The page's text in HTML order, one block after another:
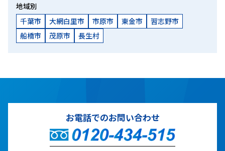
地域別
千葉市
大網白里市 市原市 東金市
習志野市
船橋市
茂原市 長生村
お電話でのお問い合わせ